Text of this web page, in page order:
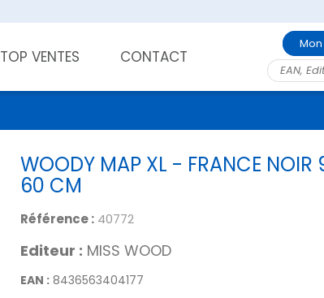
TOP VENTES CONTACT
WOODY MAP XL - FRANCE NOIR
60 CM
Référence : 40772
Editeur : MISS WOOD
EAN : 8436563404177